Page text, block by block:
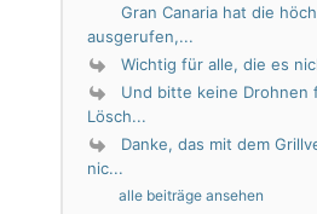
Gran Canaria hat die
ausgerufen,...
Wichtig für alle, die es
Und bitte keine Drohnen
Lösch...
Danke, das mit dem
nic...
alle beiträge ansehen